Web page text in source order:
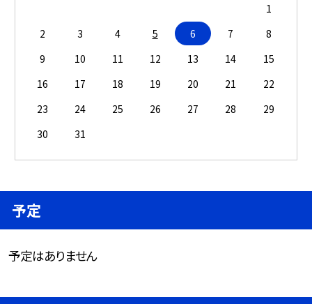
1
2
3 4 5 6 7
8
9
10 11 12 13 14
15
16
17 18 19 20 21
22
23
24 25 26 27 28
29
30
31
予定
予定はありません